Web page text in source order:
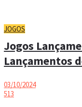
JOGOS
Jogos
Lançamentos
03/10/2024
513